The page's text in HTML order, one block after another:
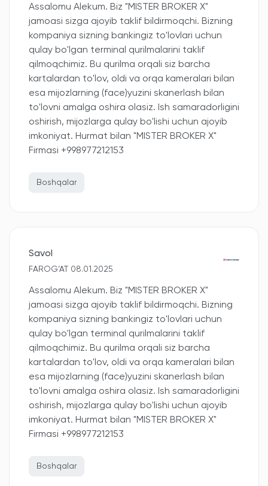
Assalomu Alekum. Biz "MISTER BROKER X"
jamoasi sizga ajoyib taklif bildirmoqchi. Bizning
kompaniya sizning bankingiz to'lovlari uchun
qulay bo'lgan terminal qurilmalarini taklif
qilmoqchimiz. Bu qurilma orqali siz barcha
kartalardan to'lov, oldi va orqa kameralari bilan
esa mijozlarning (face)yuzini skanerlash bilan
to'lovni amalga oshira olasiz. Ish samaradorligini
oshirish, mijozlarga qulay bo'lishi uchun ajoyib
imkoniyat. Hurmat bilan "MISTER BROKER X"
Firmasi +998977212153
Boshqalar
Savol
FAROG‘AT 08.01.2025
Assalomu Alekum. Biz "MISTER BROKER X"
jamoasi sizga ajoyib taklif bildirmoqchi. Bizning
kompaniya sizning bankingiz to'lovlari uchun
qulay bo'lgan terminal qurilmalarini taklif
qilmoqchimiz. Bu qurilma orqali siz barcha
kartalardan to'lov, oldi va orqa kameralari bilan
esa mijozlarning (face)yuzini skanerlash bilan
to'lovni amalga oshira olasiz. Ish samaradorligini
oshirish, mijozlarga qulay bo'lishi uchun ajoyib
imkoniyat. Hurmat bilan "MISTER BROKER X"
Firmasi +998977212153
Boshqalar